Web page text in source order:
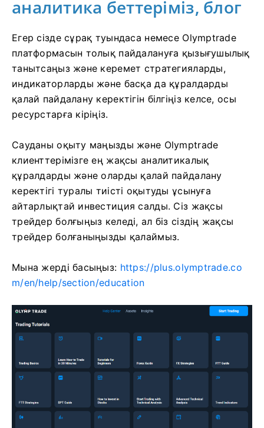
аналитика беттеріміз, блог
Егер сізде сұрақ туындаса немесе Olymptrade
платформасын толық пайдалануға қызығушылық
танытсаңыз және керемет стратегияларды,
индикаторларды және басқа да құралдарды
қалай пайдалану керектігін білгіңіз келсе, осы
ресурстарға кіріңіз.
Сауданы оқыту маңызды және Olymptrade
клиенттерімізге ең жақсы аналитикалық
құралдарды және оларды қалай пайдалану
керектігі туралы тиісті оқытуды ұсынуға
айтарлықтай инвестиция салды. Сіз жақсы
трейдер болғыңыз келеді, ал біз сіздің жақсы
трейдер болғаныңызды қалаймыз.
Мына жерді басыңыз: https://plus.olymptrade.co
m/en/help/section/education